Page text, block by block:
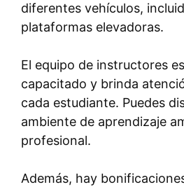
diferentes vehículos,
plataformas elevadoras.
El equipo de instructores
capacitado y brinda
cada estudiante. Puedes
ambiente de aprendizaje
profesional.
Además, hay